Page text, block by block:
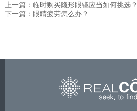
上一篇：临时购买隐形眼镜应当如何挑选？
下一篇：眼睛疲劳怎么办？